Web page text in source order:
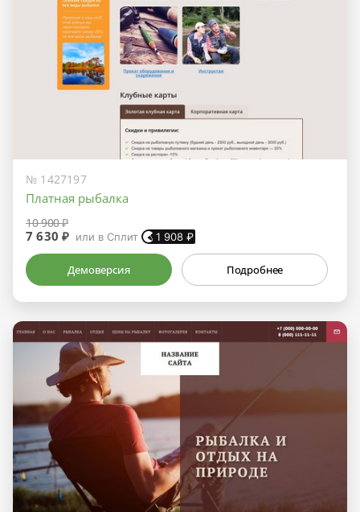
№ 1427197
Платная рыбалка
10 900 ₽
7 630 ₽ или в Сплит 1 908 ₽
Демоверсия Подробнее